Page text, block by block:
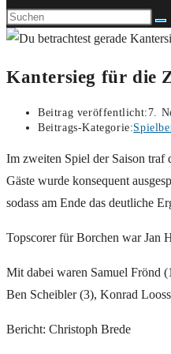
Kantersieg für die
Beitrag veröffentlicht: 7.
Beitrags-Kategorie:
Im zweiten Spiel der Saison traf
Gäste wurde konsequent
sodass am Ende das deutliche
Topscorer für Borchen war Jan
Mit dabei waren Samuel Frönd
Ben Scheibler (3), Konrad
Bericht: Christoph Brede